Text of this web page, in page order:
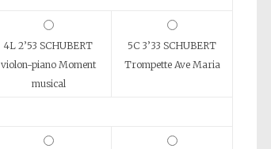
4L 2’53 SCHUBERT
violon-piano Moment
musical
5C 3’33 SCHUBERT
Trompette Ave Maria